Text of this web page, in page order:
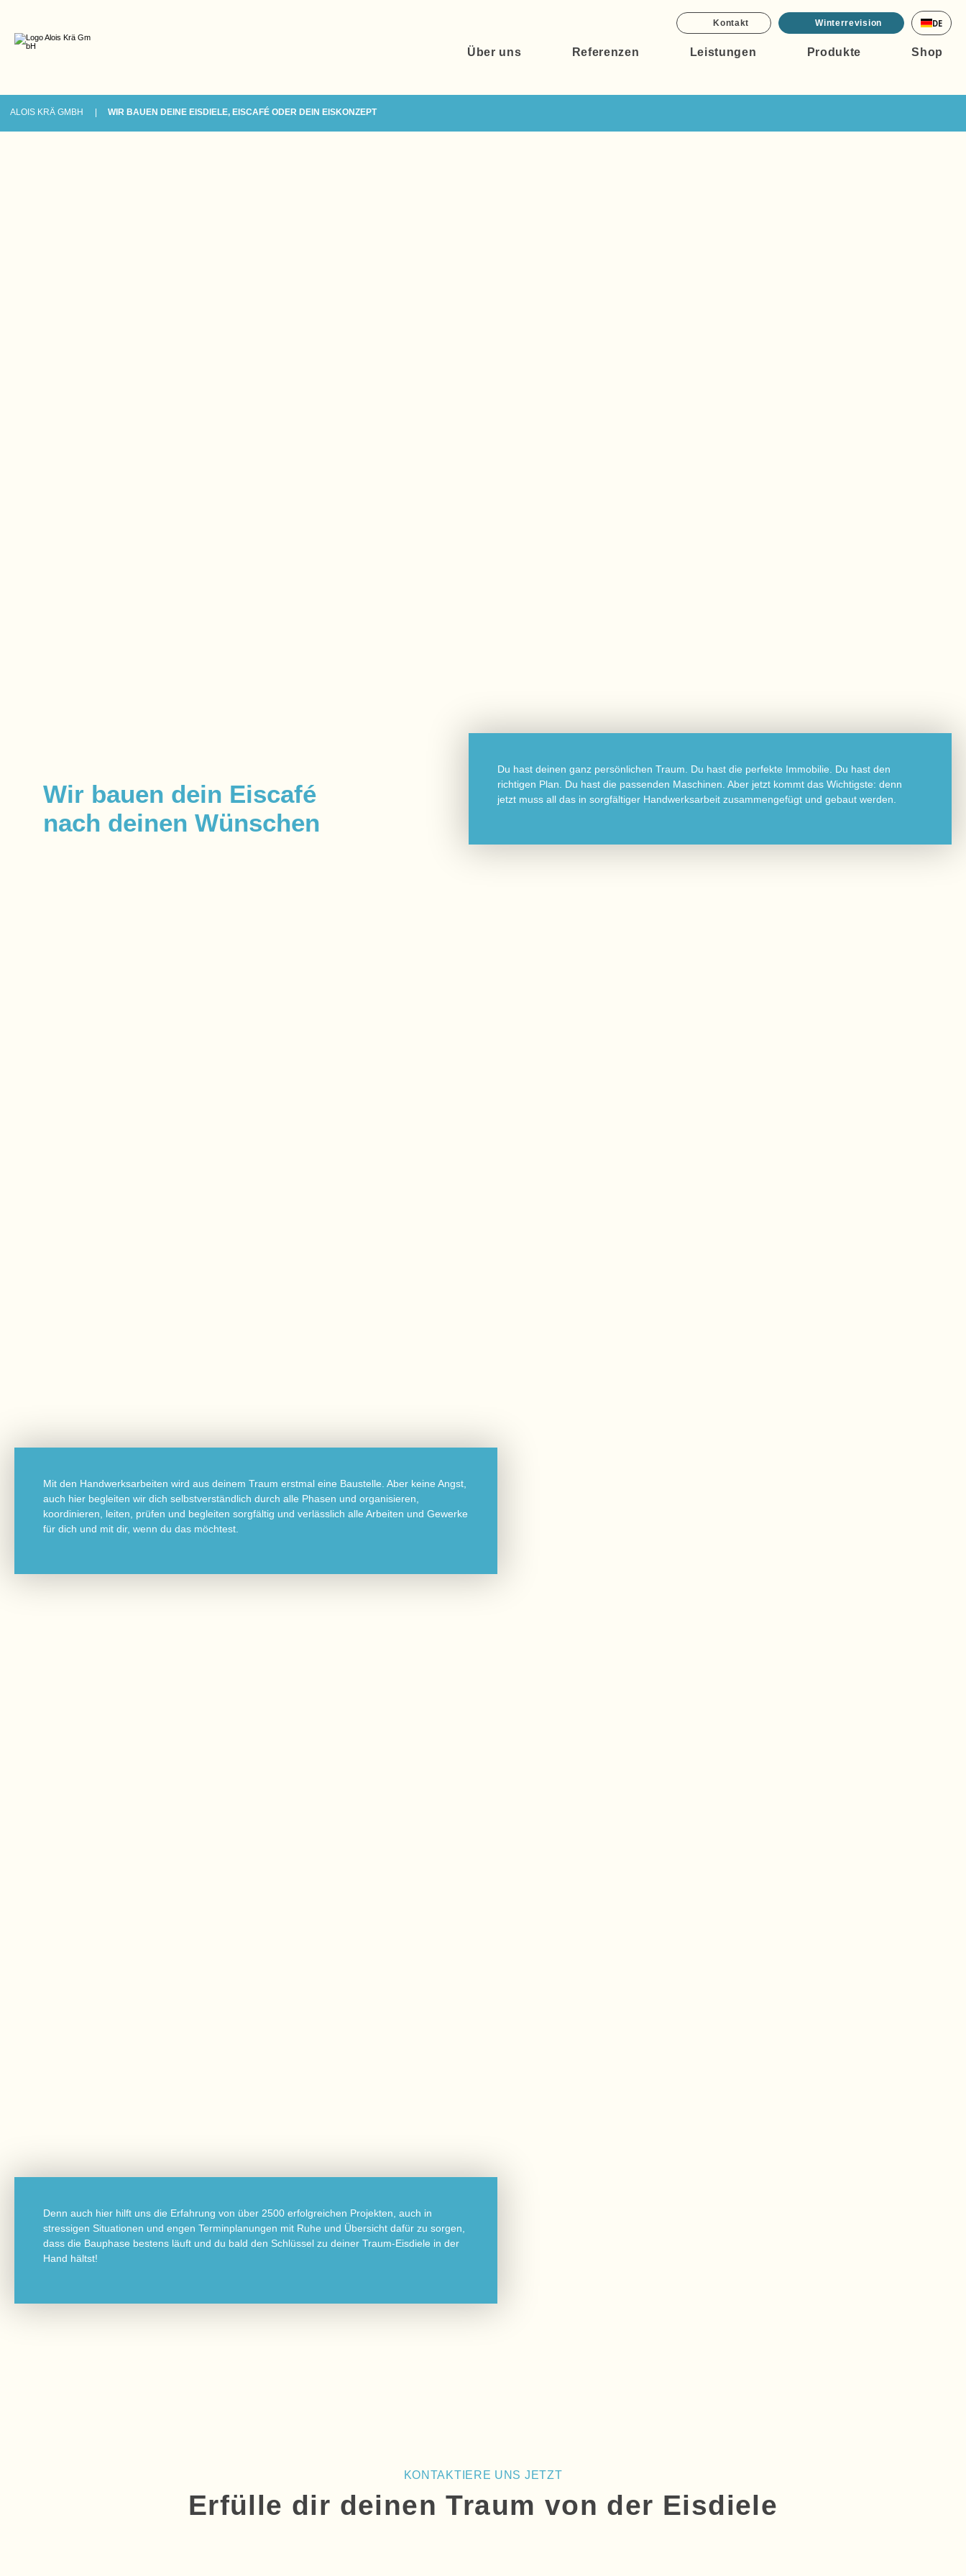
Kontakt Winterrevision DE
Über uns Referenzen Leistungen Produkte Shop
ALOIS KRÄ GMBH WIR BAUEN DEINE EISDIELE, EISCAFÉ ODER DEIN EISKONZEPT
Wir bauen dein Eiscafé
nach deinen Wünschen
Du hast deinen ganz persönlichen Traum. Du hast die perfekte Immobilie. Du hast den
richtigen Plan. Du hast die passenden Maschinen. Aber jetzt kommt das Wichtigste: denn
jetzt muss all das in sorgfältiger Handwerksarbeit zusammengefügt und gebaut werden.
Mit den Handwerksarbeiten wird aus deinem Traum erstmal eine Baustelle. Aber keine Angst,
auch hier begleiten wir dich selbstverständlich durch alle Phasen und organisieren,
koordinieren, leiten, prüfen und begleiten sorgfältig und verlässlich alle Arbeiten und Gewerke
für dich und mit dir, wenn du das möchtest.
Denn auch hier hilft uns die Erfahrung von über 2500 erfolgreichen Projekten, auch in
stressigen Situationen und engen Terminplanungen mit Ruhe und Übersicht dafür zu sorgen,
dass die Bauphase bestens läuft und du bald den Schlüssel zu deiner Traum-Eisdiele in der
Hand hältst!
KONTAKTIERE UNS JETZT
Erfülle dir deinen Traum von der Eisdiele